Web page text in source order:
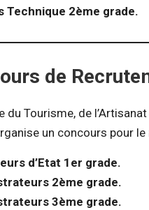
Technique 2ème grade.
de
du Tourisme, de
un concours pour
d’Etat 1er grade.
2ème grade.
3ème grade.